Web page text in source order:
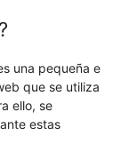
una pequeña e
que se utiliza
ello, se
estas